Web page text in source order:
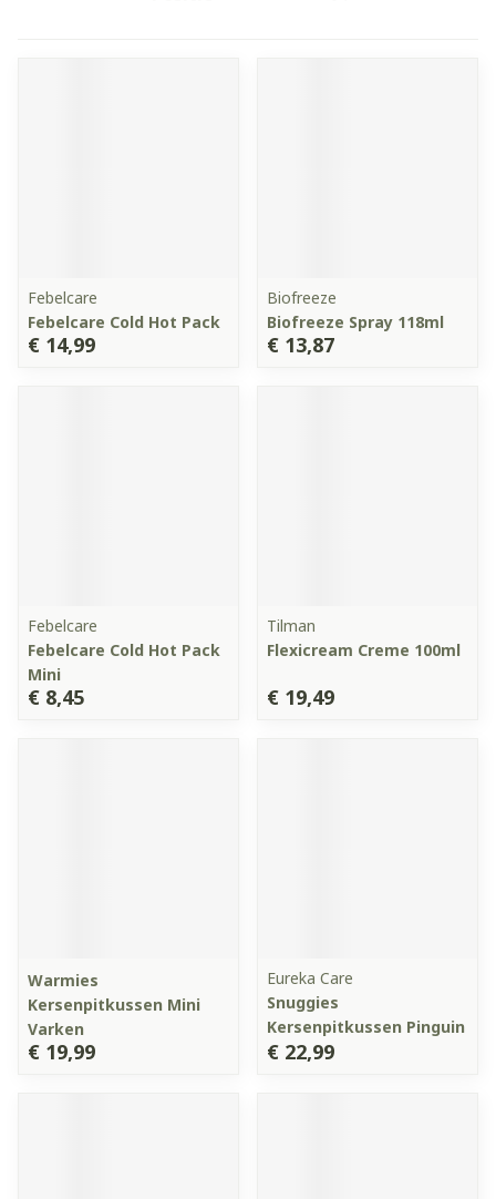
Febelcare
Febelcare Cold Hot Pack
€ 14,99
Biofreeze
Biofreeze Spray 118ml
€ 13,87
Febelcare
Febelcare Cold Hot Pack
Mini
€ 8,45
Tilman
Flexicream Creme 100ml
€ 19,49
Warmies
Kersenpitkussen Mini
Varken
€ 19,99
Eureka Care
Snuggies
Kersenpitkussen Pinguin
€ 22,99